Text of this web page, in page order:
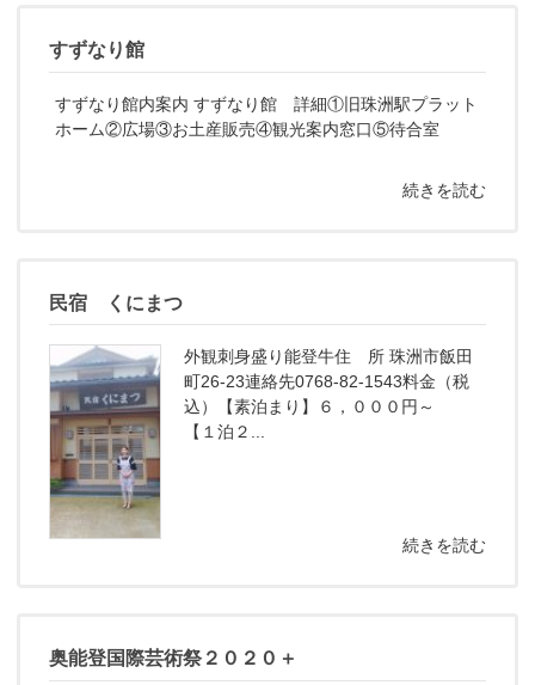
すずなり館
すずなり館内案内 すずなり館 詳細①旧珠洲駅プラット
ホーム②広場③お土産販売④観光案内窓口⑤待合室
続きを読む
民宿 くにまつ
外観刺身盛り能登牛住 所 珠洲市飯田
町26-23連絡先0768-82-1543料金（税
込）【素泊まり】６，０００円～
【１泊２...
続きを読む
奥能登国際芸術祭２０２０＋